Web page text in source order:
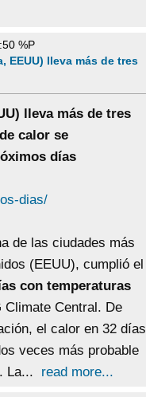
%P
EEUU) lleva más de tres
lleva más de tres
calor se
días
dias/
de las ciudades más
(EEUU), cumplió el
con temperaturas
Climate Central. De
el calor en 32 días
veces más probable
La... read more...